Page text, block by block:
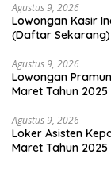
Agustus 9, 2026
Lowongan Kasir
(Daftar Sekarang)
Agustus 9, 2026
Lowongan
Maret Tahun 2025
Agustus 9, 2026
Loker Asisten
Maret Tahun 2025